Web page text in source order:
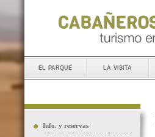
el parque la visita
Info. y reservas